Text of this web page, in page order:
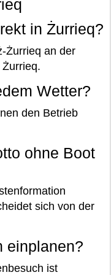
in Żurrieq?
Żurrieq an der
Wetter?
den Betrieb
ohne Boot
sich von der
einplanen?
ist